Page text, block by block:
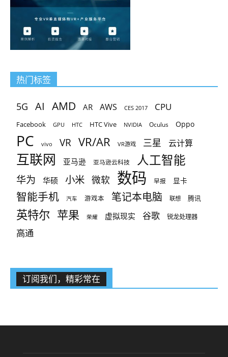
热门标签
5G AI AMD AR AWS CES 2017 CPU
Facebook GPU HTC HTC Vive NVIDIA Oculus Oppo
PC vivo VR VR/AR VR游戏 三星 云计算
互联网 亚马逊 亚马逊云科技 人工智能
华为 华硕 小米 微软 数码 早报 显卡
智能手机 汽车 游戏本 笔记本电脑 联想 腾讯
英特尔 苹果 荣耀 虚拟现实 谷歌 锐龙处理器
高通
订阅我们，精彩常在